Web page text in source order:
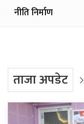
नीति निर्माण
ताजा अपडेट